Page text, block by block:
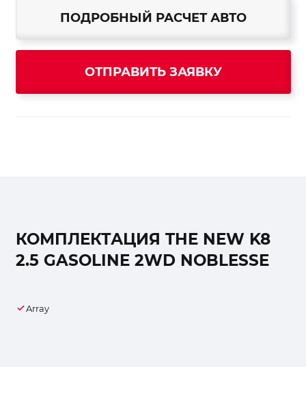
ПОДРОБНЫЙ РАСЧЕТ АВТО
ОТПРАВИТЬ ЗАЯВКУ
КОМПЛЕКТАЦИЯ THE NEW K8
2.5 GASOLINE 2WD NOBLESSE
Array